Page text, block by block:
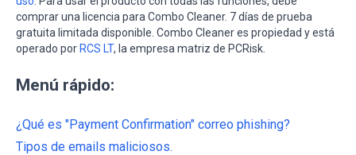
comprar una licencia para Combo Cleaner. 7 días de prueba
gratuita limitada disponible. Combo Cleaner es propiedad y está
operado por RCS LT, la empresa matriz de PCRisk.
Menú rápido:
¿Qué es "Payment Confirmation" correo phishing?
Tipos de emails maliciosos.